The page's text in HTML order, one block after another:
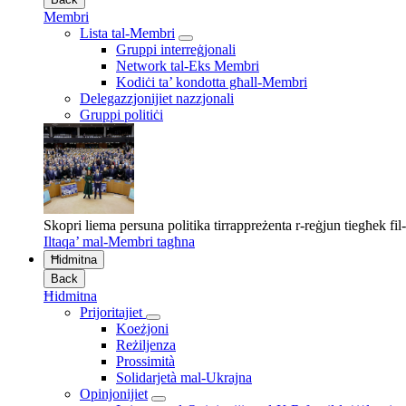
Membri
Lista tal-Membri
Gruppi interreġjonali
Network tal-Eks Membri
Kodiċi ta’ kondotta għall-Membri
Delegazzjonijiet nazzjonali
Gruppi politiċi
Skopri liema persuna politika tirrappreżenta r-reġjun tiegħek
Iltaqa’ mal-Membri tagħna
Ħidmitna
Back
Ħidmitna
Prijoritajiet
Koeżjoni
Reżiljenza
Prossimità
Solidarjetà mal-Ukrajna
Opinjonijiet